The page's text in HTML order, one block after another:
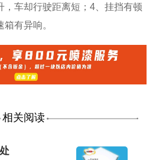
，车却行驶距离短；4、挂挡有顿
有异响。
相关阅读